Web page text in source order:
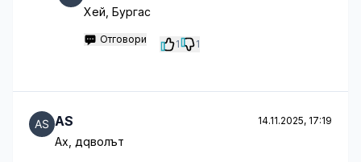
Хей, Бургас
Отговори 1 1
AS 14.11.2025, 17:19
Ах, дqволът